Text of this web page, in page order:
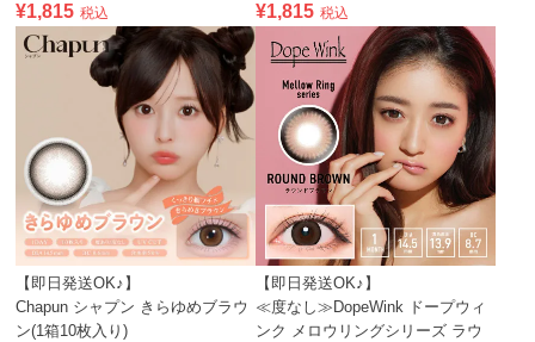
¥1,815 税込 ¥1,815 税込
【即日発送OK♪】
Chapun シャプン きらゆめブラウ
ン(1箱10枚入り)
【即日発送OK♪】
≪度なし≫DopeWink ドープウィ
ンク メロウリングシリーズ ラウ